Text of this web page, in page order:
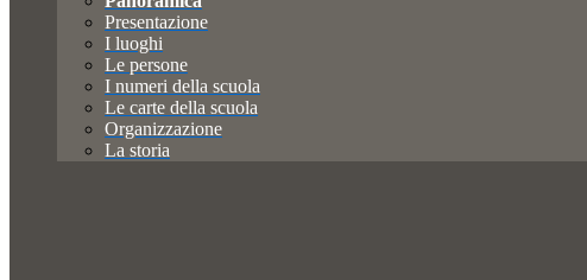
Presentazione
I luoghi
Le persone
I numeri della scuola
Le carte della scuola
Organizzazione
La storia